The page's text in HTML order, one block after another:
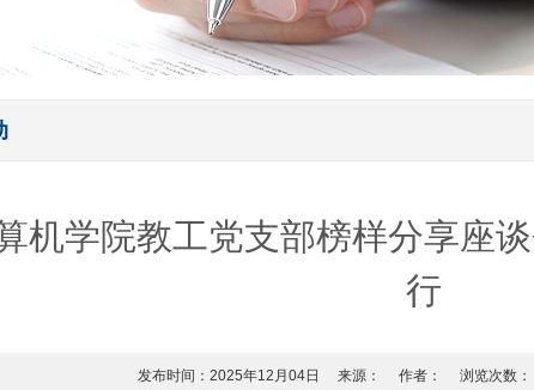
机学院教工党支部榜样分享座
行
发布时间：2025年12月04日 来源： 作者： 浏览次数：